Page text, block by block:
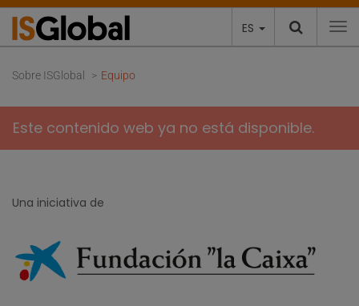
ES
Sobre ISGlobal Equipo
Este contenido web ya no está disponible.
Una iniciativa de